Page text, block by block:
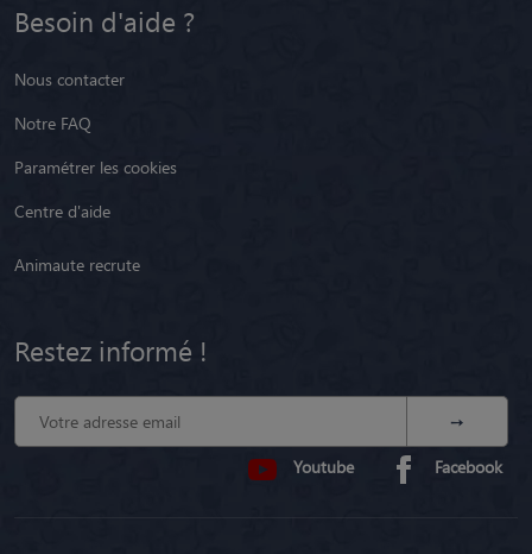
Besoin d'aide ?
Nous contacter
Notre FAQ
Paramétrer les cookies
Centre d'aide
Animaute recrute
Restez informé !
Youtube Facebook